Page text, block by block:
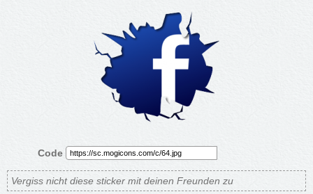
Code
Vergiss nicht diese sticker mit deinen Freunden zu